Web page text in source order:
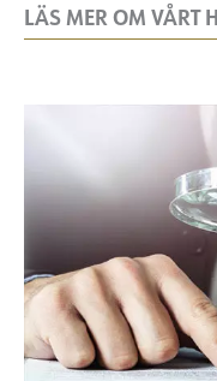
LÄS MER OM VÅRT